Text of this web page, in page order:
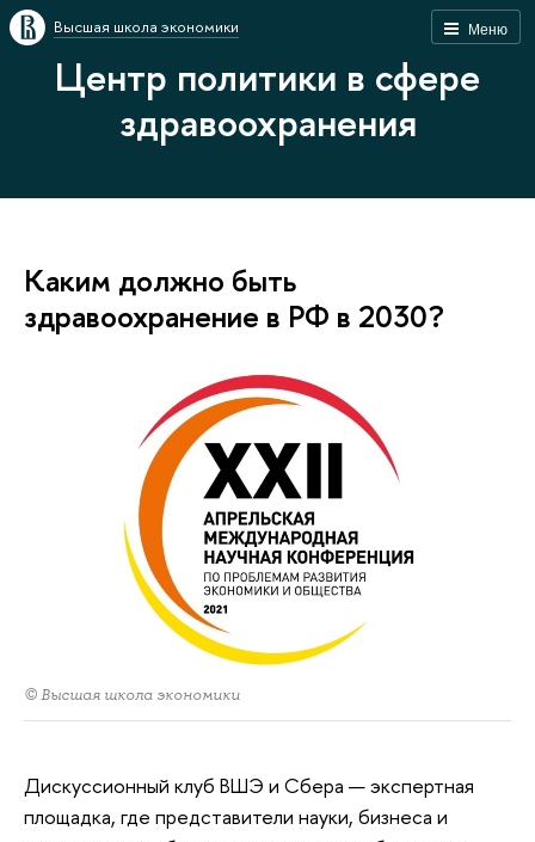
Меню
Высшая школа экономики
Центр политики в сфере
здравоохранения
Каким должно быть
здравоохранение в РФ в 2030?
© Высшая школа экономики
Дискуссионный клуб ВШЭ и Сбера — экспертная
площадка, где представители науки, бизнеса и